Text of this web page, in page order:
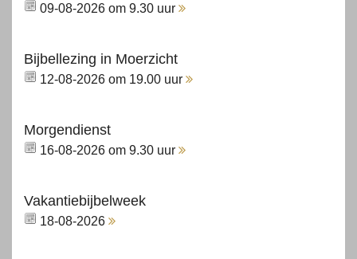
09-08-2026 om 9.30 uur
Bijbellezing in Moerzicht
12-08-2026 om 19.00 uur
Morgendienst
16-08-2026 om 9.30 uur
Vakantiebijbelweek
18-08-2026